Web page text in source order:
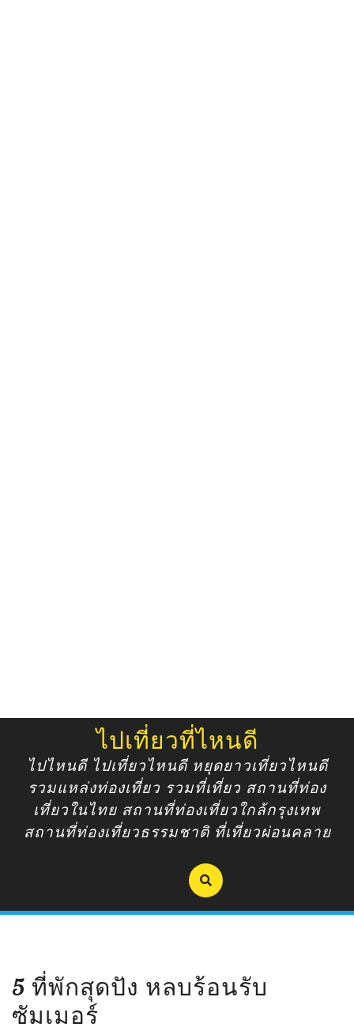
content
ไปเที่ยวที่ไหนดี
ไปไหนดี ไปเที่ยวไหนดี หยุดยาวเที่ยวไหนดี
รวมแหล่งท่องเที่ยว รวมที่เที่ยว สถานที่ท่อง
เที่ยวในไทย สถานที่ท่องเที่ยวใกล้กรุงเทพ
สถานที่ท่องเที่ยวธรรมชาติ ที่เที่ยวผ่อนคลาย
5 ที่พักสุดปัง หลบร้อนรับ
ซัมเมอร์